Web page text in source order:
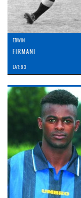
EDWIN
FIRMANI
LAT: 93